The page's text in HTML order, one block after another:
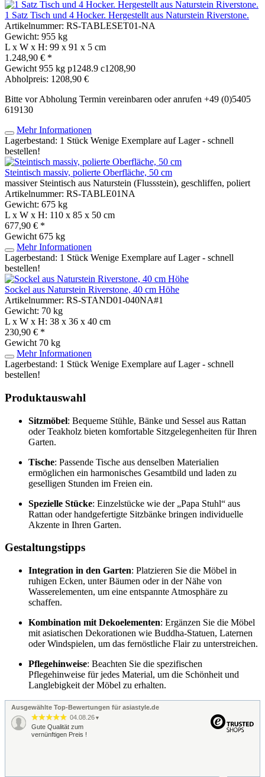
1 Satz Tisch und 4 Hocker. Hergestellt aus Naturstein Riverstone.
Artikelnummer: RS-TABLESET01-NA
Gewicht: 955 kg
L x W x H: 99 x 91 x 5 cm
1.248,90 € *
Gewicht 955 kg p1248.9 c1208,90
Abholpreis: 1208,90 €
Bitte vor Abholung Termin vereinbaren oder anrufen +49 (0)5405
619130
Mehr Informationen
Lagerbestand: 1 Stück Wenige Exemplare auf Lager - schnell
bestellen!
Steintisch massiv, polierte Oberfläche, 50 cm
massiver Steintisch aus Naturstein (Flussstein), geschliffen, poliert
Artikelnummer: RS-TABLE01NA
Gewicht: 675 kg
L x W x H: 110 x 85 x 50 cm
677,90 € *
Gewicht 675 kg
Mehr Informationen
Lagerbestand: 1 Stück Wenige Exemplare auf Lager - schnell
bestellen!
Sockel aus Naturstein Riverstone, 40 cm Höhe
Artikelnummer: RS-STAND01-040NA#1
Gewicht: 70 kg
L x W x H: 38 x 36 x 40 cm
230,90 € *
Gewicht 70 kg
Mehr Informationen
Lagerbestand: 1 Stück Wenige Exemplare auf Lager - schnell
bestellen!
Produktauswahl
Sitzmöbel: Bequeme Stühle, Bänke und Sessel aus Rattan
oder Teakholz bieten komfortable Sitzgelegenheiten für Ihren
Garten.
Tische: Passende Tische aus denselben Materialien
ermöglichen ein harmonisches Gesamtbild und laden zu
geselligen Stunden im Freien ein.
Spezielle Stücke: Einzelstücke wie der „Papa Stuhl“ aus
Rattan oder handgefertigte Sitzbänke bringen individuelle
Akzente in Ihren Garten.
Gestaltungstipps
Integration in den Garten: Platzieren Sie die Möbel in
ruhigen Ecken, unter Bäumen oder in der Nähe von
Wasserelementen, um eine entspannte Atmosphäre zu
schaffen.
Kombination mit Dekoelementen: Ergänzen Sie die Möbel
mit asiatischen Dekorationen wie Buddha-Statuen, Laternen
oder Windspielen, um das fernöstliche Flair zu unterstreichen.
Pflegehinweise: Beachten Sie die spezifischen
Pflegehinweise für jedes Material, um die Schönheit und
Langlebigkeit der Möbel zu erhalten.
Ausgewählte Top-Bewertungen für asiastyle.de
04.08.26 ▼
Gute Qualität zum
vernünftigen Preis !